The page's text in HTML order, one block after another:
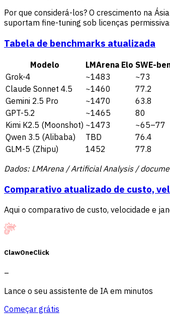
Por que considerá-los? O crescimento na
suportam fine-tuning sob licenças
Tabela de benchmarks atualizada
Modelo LMArena Elo SWE-
Grok-4
~1483 ~73
Claude Sonnet 4.5
~1460 77.2
Gemini 2.5 Pro
~1470 63.8
GPT-5.2
~1465 80
Kimi K2.5 (Moonshot) ~1473 ~65–77
Qwen 3.5 (Alibaba)
TBD 76.4
GLM-5 (Zhipu)
1452 77.8
Dados: LMArena / Artificial Analysis /
Comparativo atualizado de custo,
Aqui o comparativo de custo, velocidade e
ClawOneClick
–
Lance o seu assistente de IA em minutos
Começar grátis